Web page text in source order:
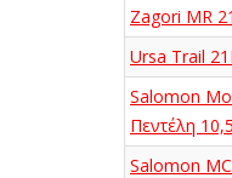
Zagori MR
Ursa Trail
Salomon
Πεντέλη
Salomon